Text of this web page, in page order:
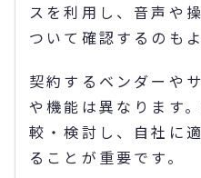
スを利用し、音声や
ついて確認するのも
契約するベンダーや
や機能は異なります
較・検討し、自社に
ることが重要です。